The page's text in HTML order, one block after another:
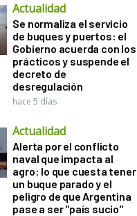
Actualidad
Se normaliza el servicio
de buques y puertos: el
Gobierno acuerda con los
prácticos y suspende el
decreto de
desregulación
hace 5 días
Actualidad
Alerta por el conflicto
naval que impacta al
agro: lo que cuesta tener
un buque parado y el
peligro de que Argentina
pase a ser "país sucio"